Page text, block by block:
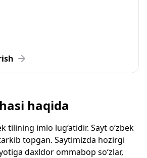
haqida
tilining imlo lug‘atidir. Sayt o‘zbek
topgan. Saytimizda hozirgi
daxldor ommabop so‘zlar,